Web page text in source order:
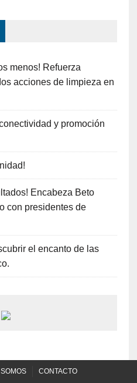
menos! Refuerza
acciones de limpieza en
y promoción
Encabeza Beto
con presidentes de
el encanto de las
CONTACTO